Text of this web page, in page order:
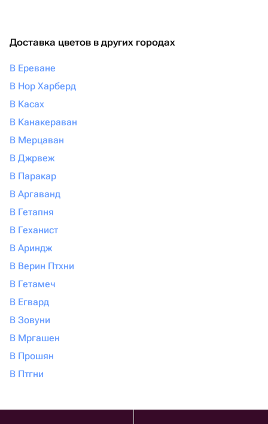
Доставка цветов в других городах
В Ереване
В Нор Харберд
В Касах
В Канакераван
В Мерцаван
В Джрвеж
В Паракар
В Аргаванд
В Гетапня
В Геханист
В Ариндж
В Верин Птхни
В Гетамеч
В Егвард
В Зовуни
В Мргашен
В Прошян
В Птгни